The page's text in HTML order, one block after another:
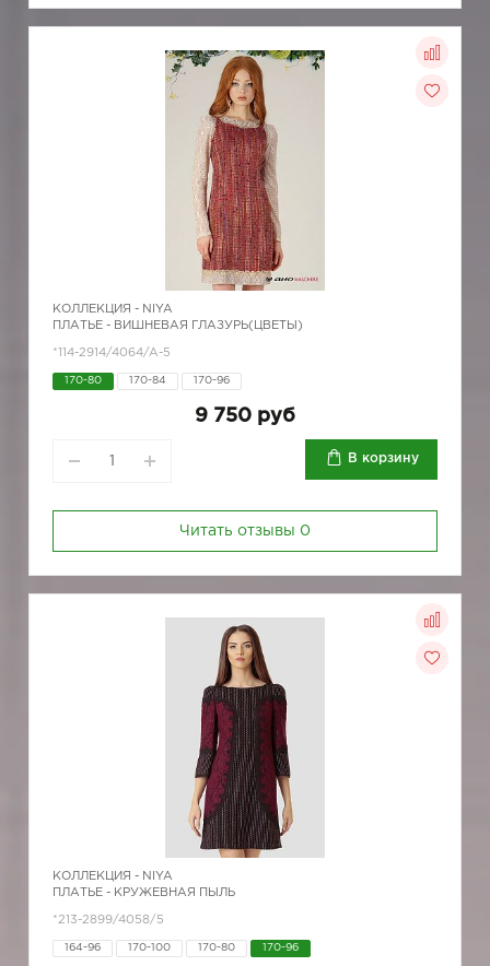
КОЛЛЕКЦИЯ - NIYA
ПЛАТЬЕ - ВИШНЕВАЯ ГЛАЗУРЬ(ЦВЕТЫ)
*114-2914/4064/A-5
170-80 170-84 170-96
9 750 руб
В корзину
Читать отзывы 0
КОЛЛЕКЦИЯ - NIYA
ПЛАТЬЕ - КРУЖЕВНАЯ ПЫЛЬ
*213-2899/4058/5
164-96 170-100 170-80 170-96